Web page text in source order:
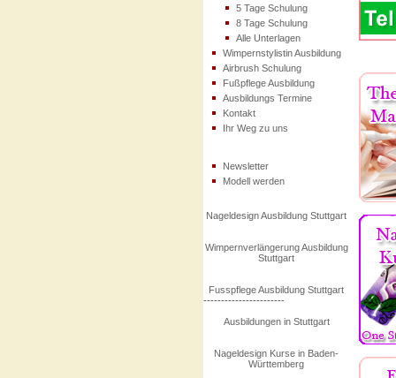
5 Tage Schulung
8 Tage Schulung
Alle Unterlagen
Wimpernstylistin Ausbildung
Airbrush Schulung
Fußpflege Ausbildung
Ausbildungs Termine
Kontakt
Ihr Weg zu uns
Newsletter
Modell werden
Nageldesign Ausbildung Stuttgart
Wimpernverlängerung Ausbildung
Stuttgart
Fusspflege Ausbildung Stuttgart
-----------------------
Ausbildungen in Stuttgart
Nageldesign Kurse in Baden-
Württemberg